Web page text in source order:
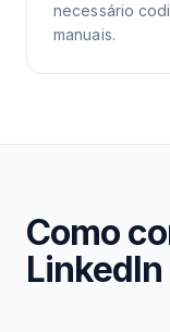
necessário
manuais.
Como